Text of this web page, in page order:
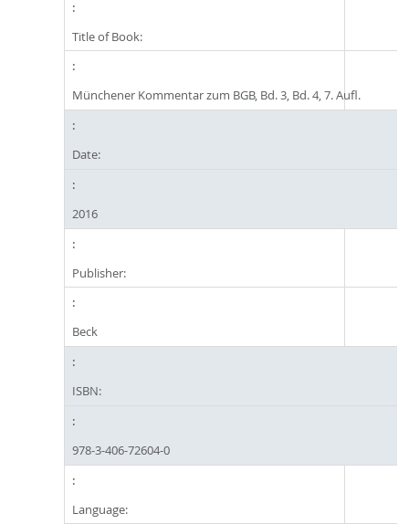
Title of Book:
Münchener Kommentar zum BGB, Bd. 3, Bd. 4, 7. Aufl.
Date:
2016
Publisher:
Beck
ISBN:
978-3-406-72604-0
Language: